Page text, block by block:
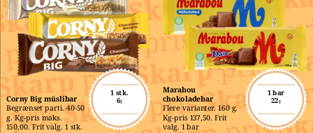
1 stk.
6,-
Corny Big müslibar
Begrænset parti. 40-50
g. Kg-pris maks.
150,00. Frit valg. 1 stk.
1 bar
22,-
Marabou
chokoladebar
Flere varianter. 160 g.
Kg-pris 137,50. Frit
valg. 1 bar